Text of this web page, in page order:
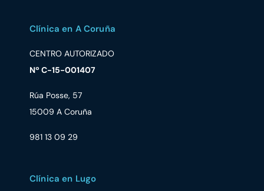
Clínica en A Coruña
CENTRO AUTORIZADO
Nº C-15-001407
Rúa Posse, 57
15009 A Coruña
981 13 09 29
Clínica en Lugo